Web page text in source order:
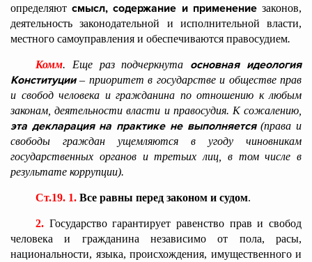
определяютсмысл, содержание и применениезаконов,
деятельность законодательной и исполнительной власти,
местного самоуправления и обеспечиваются правосудием.
Комм. Еще раз подчеркнута основная идеология
Конституции– приоритет в государстве и обществе прав
и свобод человека и гражданина по отношению к любым
законам, деятельности власти и правосудия. К сожалению,
эта декларация на практике не выполняется(права и
свободы граждан ущемляются в угоду чиновникам
государственных органов и третьих лиц, в том числе в
результате коррупции).
Ст.19. 1. Все равны перед законом и судом.
2. Государство гарантирует равенство прав и свобод
человека и гражданина независимо от пола, расы,
национальности, языка, происхождения, имущественного и